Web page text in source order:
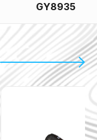
GY8935